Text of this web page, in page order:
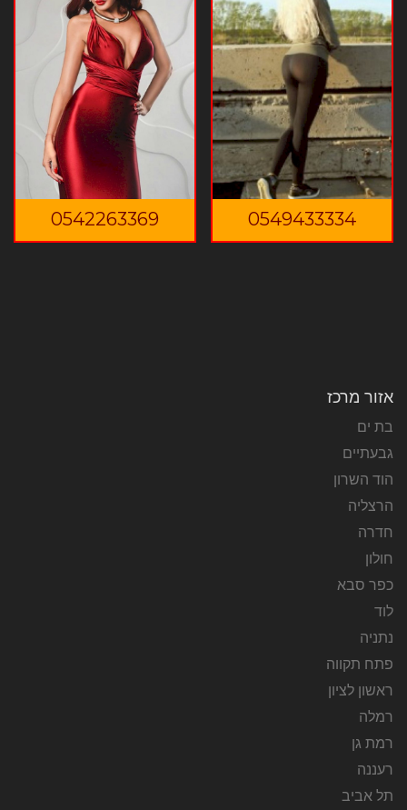
0549433334
0542263369
אזור מרכז
בת ים
גבעתיים
הוד השרון
הרצליה
חדרה
חולון
כפר סבא
לוד
נתניה
פתח תקווה
ראשון לציון
רמלה
רמת גן
רעננה
תל אביב